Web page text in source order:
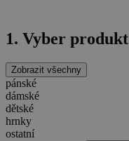
1. Vyber produkt
Zobrazit všechny
pánské
dámské
dětské
hrnky
ostatní